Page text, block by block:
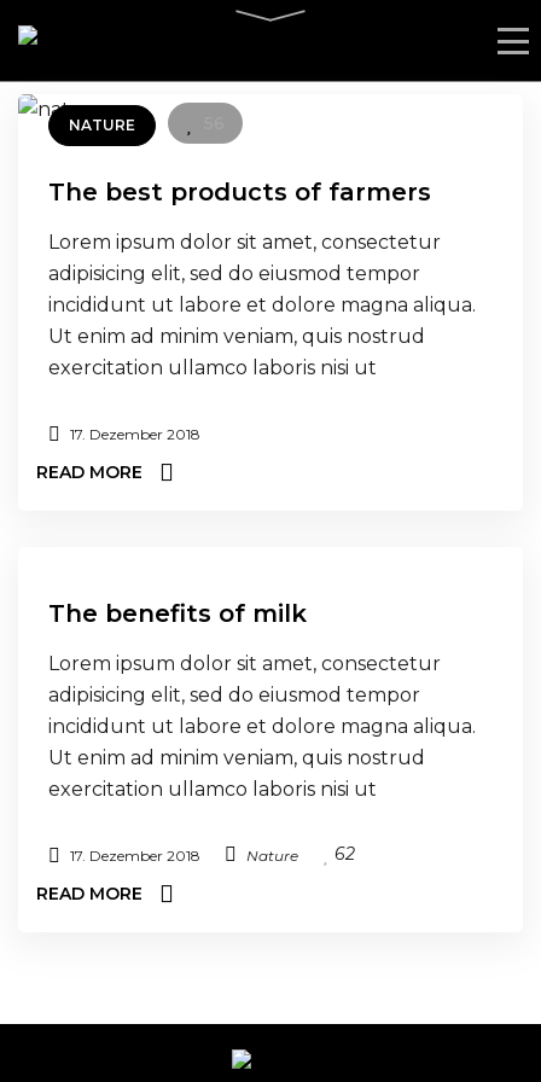
NATURE
The best products of farmers
Lorem ipsum dolor sit amet, consectetur
adipisicing elit, sed do eiusmod tempor
incididunt ut labore et dolore magna aliqua.
Ut enim ad minim veniam, quis nostrud
exercitation ullamco laboris nisi ut
17. Dezember 2018
READ MORE
The benefits of milk
Lorem ipsum dolor sit amet, consectetur
adipisicing elit, sed do eiusmod tempor
incididunt ut labore et dolore magna aliqua.
Ut enim ad minim veniam, quis nostrud
exercitation ullamco laboris nisi ut
17. Dezember 2018 Nature
62
READ MORE